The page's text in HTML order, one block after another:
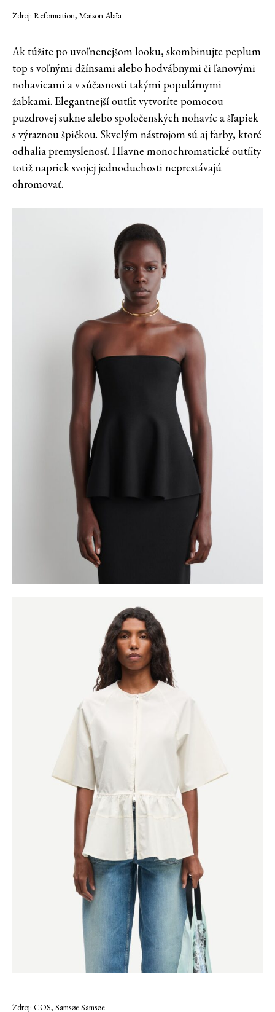
Zdroj: Reformation, Maison Alaïa
Ak túžite po uvoľnenejšom looku, skombinujte peplum
top s voľnými džínsami alebo hodvábnymi či ľanovými
nohavicami a v súčasnosti takými populárnymi
žabkami. Elegantnejší outfit vytvoríte pomocou
puzdrovej sukne alebo spoločenských nohavíc a šľapiek
s výraznou špičkou. Skvelým nástrojom sú aj farby, ktoré
odhalia premyslenosť. Hlavne monochromatické outfity
totiž napriek svojej jednoduchosti neprestávajú
ohromovať.
Zdroj: COS, Samsøe Samsøe